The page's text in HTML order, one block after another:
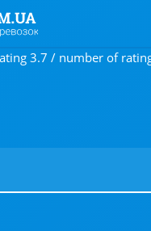
3.7 / number of